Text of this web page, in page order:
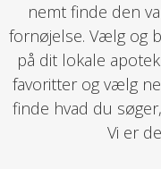
nemt finde den
fornøjelse. Vælg og
på dit lokale
favoritter og vælg
finde hvad du
Vi er